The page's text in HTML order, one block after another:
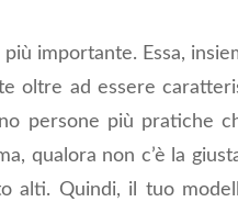
importante. Essa,
oltre ad essere
persone più pratiche
qualora non c’è la
alti. Quindi, il tuo